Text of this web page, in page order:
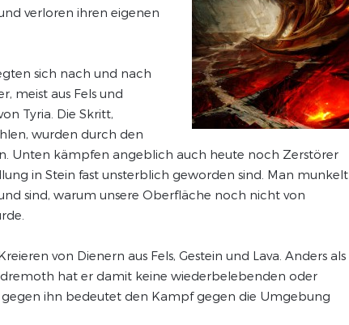
verloren ihren eigenen
sich nach und nach
meist aus Fels und
Tyria. Die Skritt,
wurden durch den
Unten kämpfen angeblich auch heute noch Zerstörer
in Stein fast unsterblich geworden sind. Man munkelt
sind, warum unsere Oberfläche noch nicht von
von Dienern aus Fels, Gestein und Lava. Anders als
hat er damit keine wiederbelebenden oder
ihn bedeutet den Kampf gegen die Umgebung